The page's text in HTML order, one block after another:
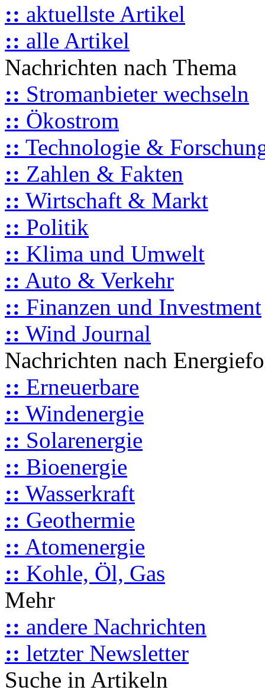
:: aktuellste Artikel
:: alle Artikel
Nachrichten nach Thema
:: Stromanbieter wechseln
:: Ökostrom
:: Technologie &
:: Zahlen & Fakten
:: Wirtschaft & Markt
:: Politik
:: Klima und Umwelt
:: Auto & Verkehr
:: Finanzen und Investment
:: Wind Journal
Nachrichten nach
:: Erneuerbare
:: Windenergie
:: Solarenergie
:: Bioenergie
:: Wasserkraft
:: Geothermie
:: Atomenergie
:: Kohle, Öl, Gas
Mehr
:: andere Nachrichten
:: letzter Newsletter
Suche in Artikeln